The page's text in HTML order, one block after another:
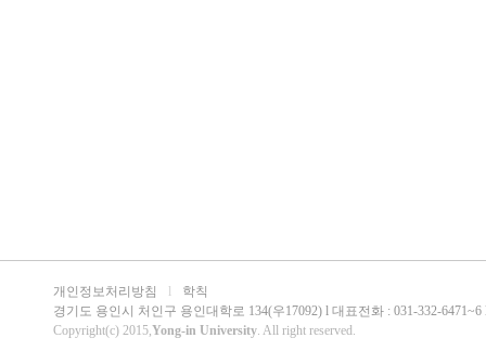
개인정보처리방침
학칙
경기도 용인시 처인구 용인대학로 134(우17092) l 대표전화 : 031-332-6471~6
Copyright(c) 2015,Yong-in University. All right reserved.